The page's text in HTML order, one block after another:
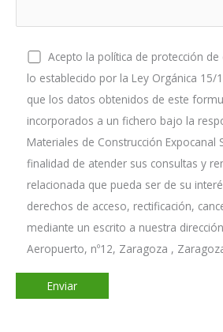
Acepto la política de protección
lo establecido por la Ley Orgánica
que los datos obtenidos de este
incorporados a un fichero bajo la
Materiales de Construcción Expocanal
finalidad de atender sus consultas y
relacionada que pueda ser de su
derechos de acceso, rectificación,
mediante un escrito a nuestra
Aeropuerto, nº12, Zaragoza ,